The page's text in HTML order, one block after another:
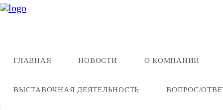
ГЛАВНАЯ НОВОСТИ О КОМПАНИИ
ВЫСТАВОЧНАЯ ДЕЯТЕЛЬНОСТЬ ВОПРОС/